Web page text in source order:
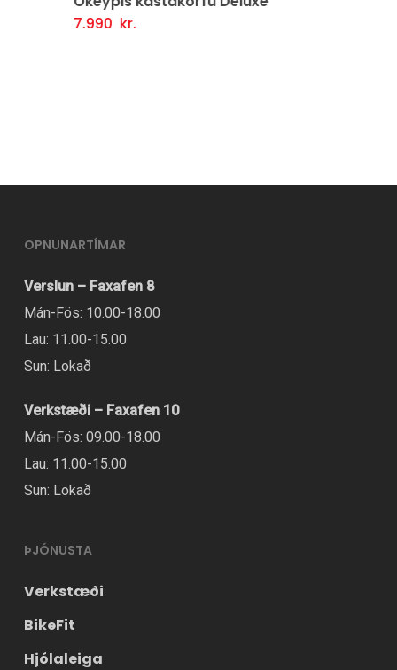
7.990kr.
Setja Í Körfu
OPNUNARTÍMAR
Verslun – Faxafen 8
Mán-Fös: 10.00-18.00
Lau: 11.00-15.00
Sun: Lokað
Verkstæði – Faxafen 10
Mán-Fös: 09.00-18.00
Lau: 11.00-15.00
Sun: Lokað
ÞJÓNUSTA
Verkstæði
BikeFit
Hjólaleiga